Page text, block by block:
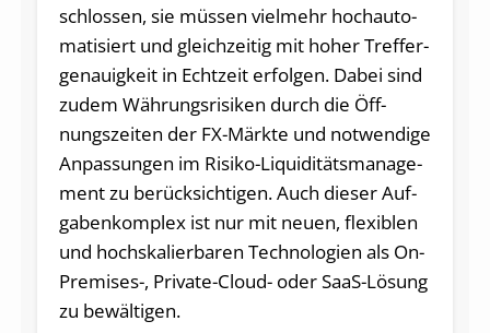
schlos­sen, sie müs­sen viel­mehr hoch­au­to­
ma­ti­siert und gleich­zei­tig mit ho­her Tref­fer­
ge­nau­ig­keit in Echt­zeit er­fol­gen. Da­bei sind
zu­dem Wäh­rungs­ri­si­ken durch die Öff­
nungs­zei­ten der FX-Märk­te und not­wen­di­ge
An­pas­sun­gen im Ri­si­ko-Li­qui­di­täts­ma­nage­
ment zu be­rück­sich­ti­gen. Auch die­ser Auf­
ga­ben­kom­plex ist nur mit neu­en, fle­xi­blen
und hoch­s­ka­lier­ba­ren Tech­no­lo­gi­en als On-
Pre­mi­ses-, Pri­va­te-Cloud- oder SaaS-Lö­sung
zu be­wäl­ti­gen.